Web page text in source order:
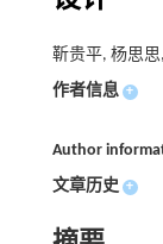
靳贵平, 杨思
作者信息 +
Author
文章历史 +